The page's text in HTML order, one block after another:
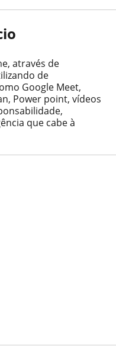
através de
de
Google Meet,
Power point, vídeos
que cabe à